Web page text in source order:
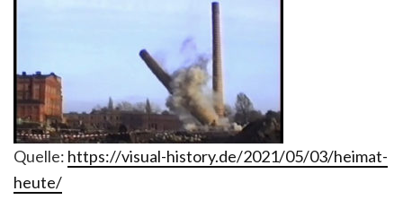
Quelle: https://visual-history.de/2021/05/03/heimat-
heute/